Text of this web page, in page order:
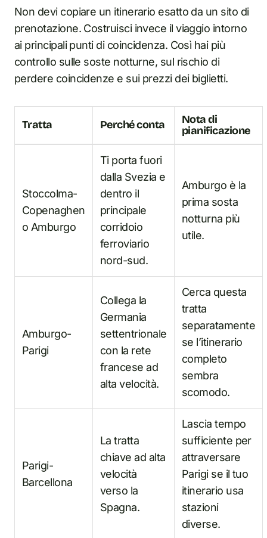
Non devi copiare un itinerario esatto da un sito di
prenotazione. Costruisci invece il viaggio intorno
ai principali punti di coincidenza. Così hai più
controllo sulle soste notturne, sul rischio di
perdere coincidenze e sui prezzi dei biglietti.
Tratta Perché conta
Nota di
pianificazione
Stoccolma-
Copenaghen
o Amburgo
Ti porta fuori
dalla Svezia e
dentro il
principale
corridoio
ferroviario
nord-sud.
Amburgo è la
prima sosta
notturna più
utile.
Amburgo-
Parigi
Collega la
Germania
settentrionale
con la rete
francese ad
alta velocità.
Cerca questa
tratta
separatamente
se l’itinerario
completo
sembra
scomodo.
Parigi-
Barcellona
La tratta
chiave ad alta
velocità
verso la
Spagna.
Lascia tempo
sufficiente per
attraversare
Parigi se il tuo
itinerario usa
stazioni
diverse.